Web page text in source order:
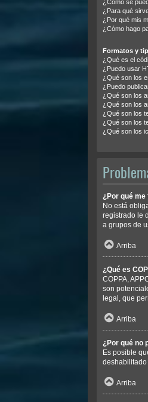
¿Cómo se
¿Para qué
¿Por qué mis
¿Cómo hago
Formatos y
¿Qué es el
¿Puedo usar
¿Qué son los
¿Puedo
¿Qué son los
¿Qué son los
¿Qué son los
¿Qué son los
¿Qué son los
¿Por qué
No está
registrado le
a grupos de
Arriba
¿Qué es
COPPA,
son
legal, que
Arriba
¿Por qué no
Es posible
deshabilitado
Arriba